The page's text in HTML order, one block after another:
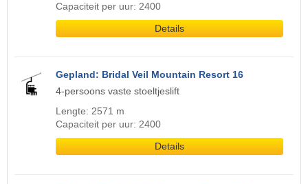
Capaciteit per uur: 2400
Details
Gepland: Bridal Veil Mountain Resort 16
4-persoons vaste stoeltjeslift
Lengte: 2571 m
Capaciteit per uur: 2400
Details